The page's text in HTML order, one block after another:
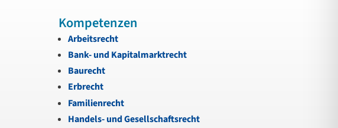
Kompetenzen
Arbeitsrecht
Bank- und Kapitalmarktrecht
Baurecht
Erbrecht
Familienrecht
Handels- und Gesellschaftsrecht